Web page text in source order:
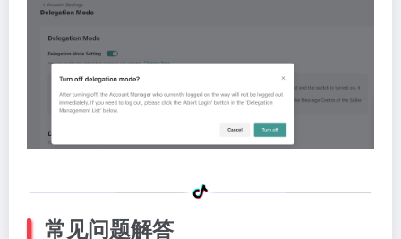
常见问题解答